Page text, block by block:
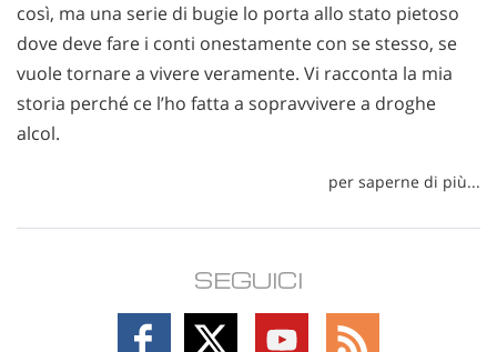
così, ma una serie di bugie lo porta allo stato pietoso
dove deve fare i conti onestamente con se stesso, se
vuole tornare a vivere veramente. Vi racconta la mia
storia perché ce l’ho fatta a sopravvivere a droghe
alcol.
per saperne di più...
SEGUICI
Follow Follow
Follow
Follow